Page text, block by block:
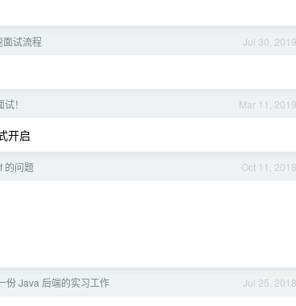
Jul 30, 2019
面试流程
Mar 11, 2019
！
开启
Oct 11, 2018
的问题
Jul 25, 2018
份 Java 后端的实习工作